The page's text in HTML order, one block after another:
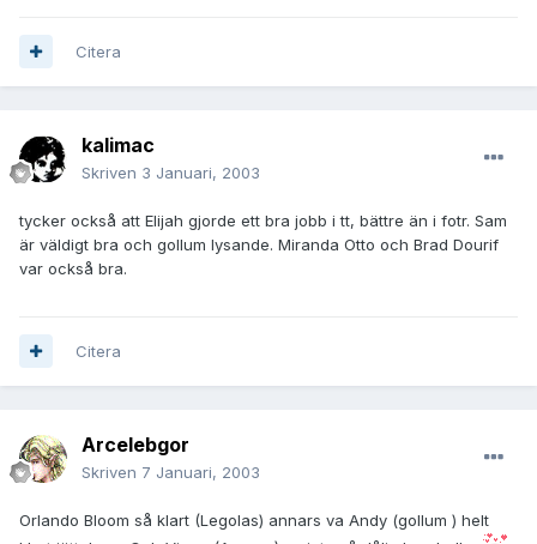
Citera
kalimac
Skriven 3 Januari, 2003
tycker också att Elijah gjorde ett bra jobb i tt, bättre än i fotr. Sam
är väldigt bra och gollum lysande. Miranda Otto och Brad Dourif
var också bra.
Citera
Arcelebgor
Skriven 7 Januari, 2003
Orlando Bloom så klart (Legolas) annars va Andy (gollum ) helt